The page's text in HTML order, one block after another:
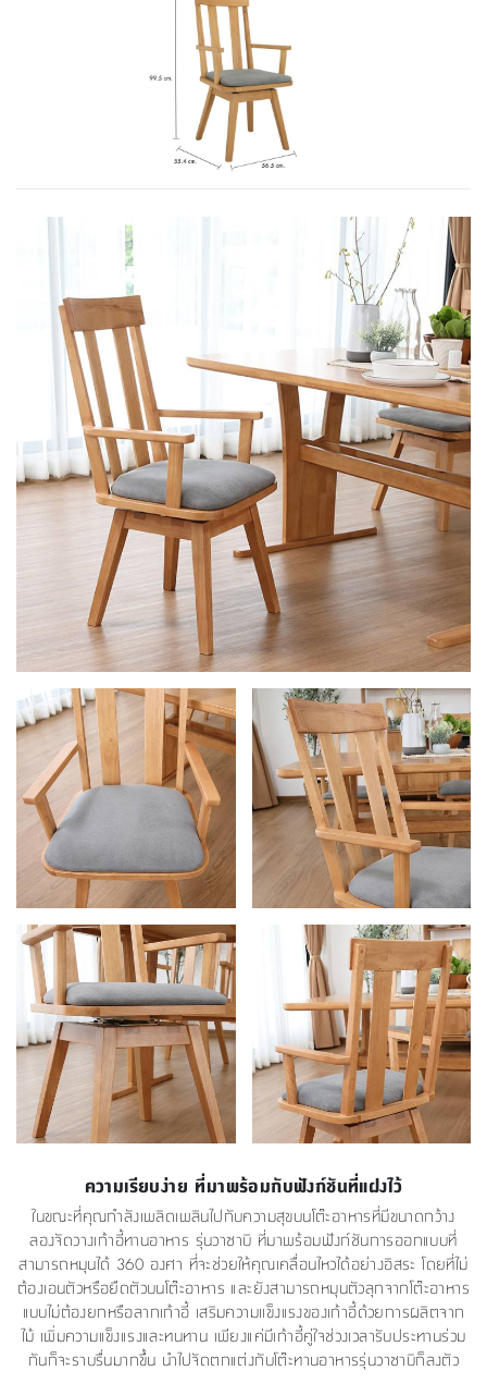
ความเรียบง่าย ที่มาพร้อมกับฟังก์ชันที่แฝงไว้
ในขณะที่คุณกำลังเพลิดเพลินไปกับความสุขบนโต๊ะอาหารที่มีขนาดกว้าง
ลองจัดวางเก้าอี้ทานอาหาร รุ่นวาซาบิ ที่มาพร้อมฟังก์ชันการออกแบบที่
สามารถหมุนได้ 360 องศา ที่จะช่วยให้คุณเคลื่อนไหวได้อย่างอิสระ โดยที่ไม่
ต้องเอนตัวหรือยืดตัวบนโต๊ะอาหาร และยังสามารถหมุนตัวลุกจากโต๊ะอาหาร
แบบไม่ต้องยกหรือลากเก้าอี้ เสริมความเเข็งแรงของเก้าอี้ด้วยการผลิตจาก
ไม้ เพิ่มความแข็งแรงและทนทาน เพียงแค่มีเก้าอี้คู่ใจช่วงเวลารับประทานร่วม
กันก็จะราบรื่นมากขึ้น นำไปจัดตกแต่งกับโต๊ะทานอาหารรุ่นวาซาบิก็ลงตัว